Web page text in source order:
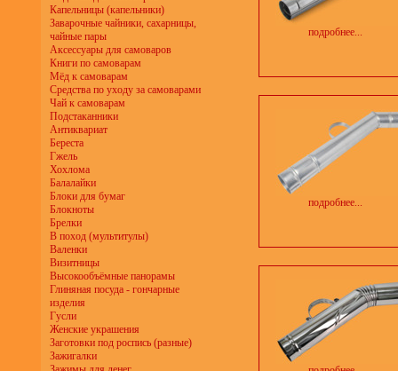
Капельницы (капельники)
Заварочные чайники, сахарницы,
чайные пары
Аксессуары для самоваров
Книги по самоварам
Мёд к самоварам
Средства по уходу за самоварами
Чай к самоварам
Подстаканники
Антиквариат
Береста
Гжель
Хохлома
Балалайки
Блоки для бумаг
Блокноты
Брелки
В поход (мультитулы)
Валенки
Визитницы
Высокообъёмные панорамы
Глиняная посуда - гончарные
изделия
Гусли
Женские украшения
Заготовки под роспись (разные)
Зажигалки
подробнее...
подробнее...